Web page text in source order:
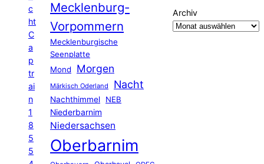
c
ht
C
a
p
tr
ai
n
1
8
5
5
Mecklenburg-
Vorpommern
Mecklenburgische
Seenplatte
Mond
Morgen
Märkisch Oderland Nacht
Nachthimmel
NEB
Niederbarnim
Niedersachsen
Oberbarnim
Archiv